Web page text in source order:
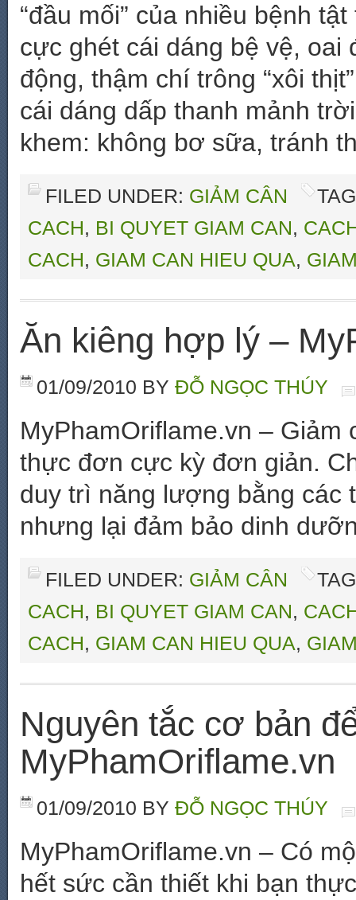
“đầu mối” của nhiều bệnh
cực ghét cái dáng bệ vệ, oai
động, thậm chí trông “xôi
cái dáng dấp thanh mảnh
khem: không bơ sữa, tránh
FILED UNDER: GIẢM CÂN
CACH, BI QUYET GIAM CAN,
CACH, GIAM CAN HIEU QUA,
Ăn kiêng hợp lý –
01/09/2010 BY ĐỖ NGỌC THÚY
MyPhamOriflame.vn –
thực đơn cực kỳ đơn giản.
duy trì năng lượng bằng các
nhưng lại đảm bảo dinh
FILED UNDER: GIẢM CÂN
CACH, BI QUYET GIAM CAN,
CACH, GIAM CAN HIEU QUA,
Nguyên tắc cơ bản
MyPhamOriflame.vn
01/09/2010 BY ĐỖ NGỌC THÚY
MyPhamOriflame.vn – Có
hết sức cần thiết khi bạn